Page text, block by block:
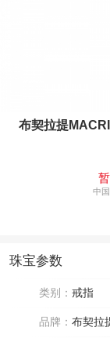
布契拉提
中
珠宝参数
类别： 戒指
品牌： 布契拉